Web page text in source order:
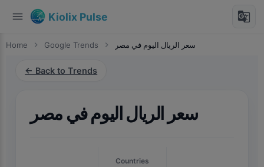
menu Kiolix Pulse g_translate
Home chevron_right Google Trends chevron_right سعر الريال اليوم في مصر
← Back to Trends
سعر الريال اليوم في مصر
Countries